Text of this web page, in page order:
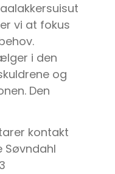
vi at fokus
i den
og
Den
kontakt
Søvndahl